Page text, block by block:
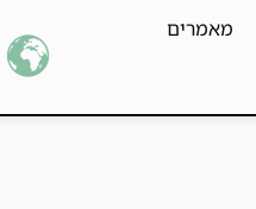
מאמרים